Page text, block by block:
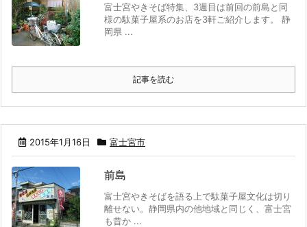
富士宮やきそば特集、3週目は前回の前島と同
様の駄菓子屋系のお店を3軒ご紹介します。 静
岡県 ...
記事を読む
2015年1月16日 富士宮市
前島
富士宮やきそばを語る上で駄菓子屋文化は切り
離せない。静岡県内の他地域と同じく、富士宮
も昔か ...